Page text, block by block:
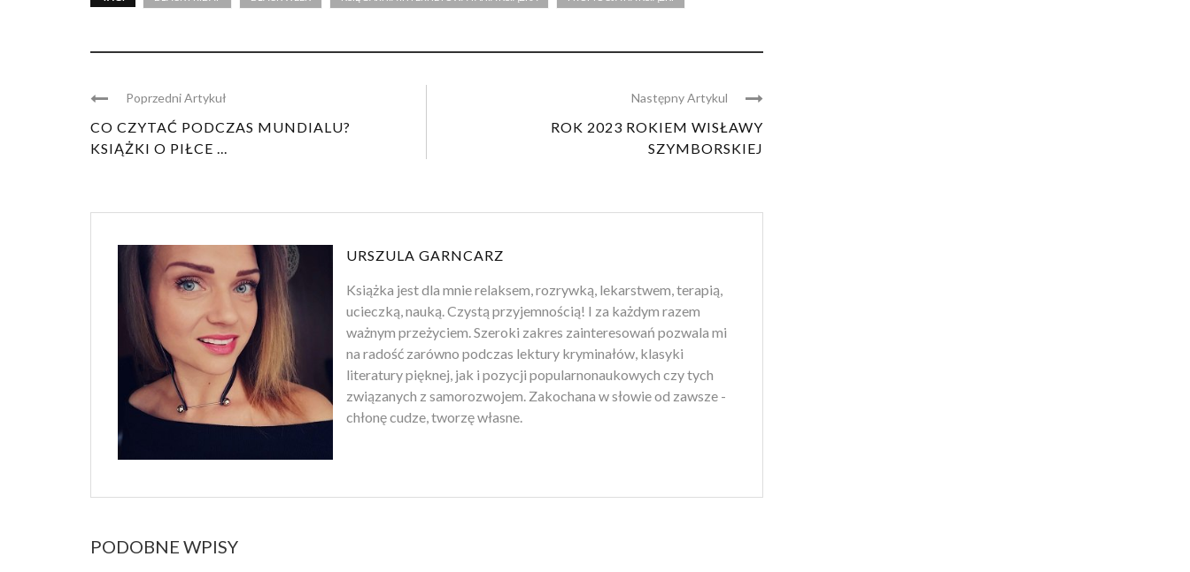
Poprzedni Artykuł
CO CZYTAĆ PODCZAS MUNDIALU?
KSIĄŻKI O PIŁCE ...
Następny Artykul
ROK 2023 ROKIEM WISŁAWY
SZYMBORSKIEJ
URSZULA GARNCARZ
Książka jest dla mnie relaksem, rozrywką, lekarstwem, terapią,
ucieczką, nauką. Czystą przyjemnością! I za każdym razem
ważnym przeżyciem. Szeroki zakres zainteresowań pozwala mi
na radość zarówno podczas lektury kryminałów, klasyki
literatury pięknej, jak i pozycji popularnonaukowych czy tych
związanych z samorozwojem. Zakochana w słowie od zawsze -
chłonę cudze, tworzę własne.
PODOBNE WPISY